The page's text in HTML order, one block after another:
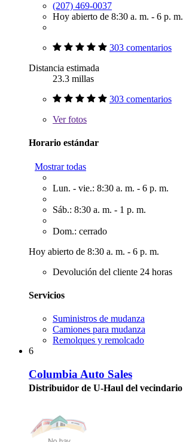
(207) 469-0037
Hoy abierto de 8:30 a. m. - 6 p. m.
303 comentarios
Distancia estimada
23.3 millas
303 comentarios
Verfotos
Horario estándar
Mostrar todas
Lun. - vie.: 8:30 a. m. - 6 p. m.
Sáb.: 8:30 a. m. - 1 p. m.
Dom.: cerrado
Hoy abierto de 8:30 a. m. - 6 p. m.
Devolución del cliente 24 horas
Servicios
Suministros de mudanza
Camiones para mudanza
Remolques y remolcado
6
Columbia Auto Sales
Distribuidor de U-Haul del vecindario